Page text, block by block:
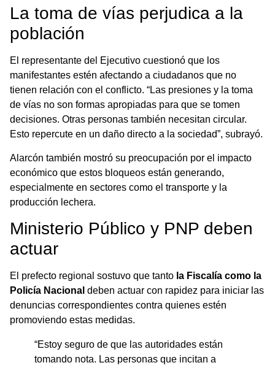
La toma de vías perjudica a la
población
El representante del Ejecutivo cuestionó que los
manifestantes estén afectando a ciudadanos que no
tienen relación con el conflicto. “Las presiones y la toma
de vías no son formas apropiadas para que se tomen
decisiones. Otras personas también necesitan circular.
Esto repercute en un daño directo a la sociedad”, subrayó.
Alarcón también mostró su preocupación por el impacto
económico que estos bloqueos están generando,
especialmente en sectores como el transporte y la
producción lechera.
Ministerio Público y PNP deben
actuar
El prefecto regional sostuvo que tanto la Fiscalía como la
Policía Nacional deben actuar con rapidez para iniciar las
denuncias correspondientes contra quienes estén
promoviendo estas medidas.
“Estoy seguro de que las autoridades están
tomando nota. Las personas que incitan a